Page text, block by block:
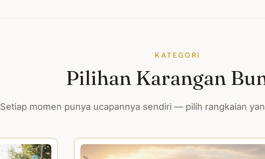
KATEGORI
Pilihan Karangan
Setiap momen punya ucapannya sendiri — pilih rangkaian